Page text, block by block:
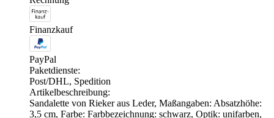
Finanzkauf
PayPal
Paketdienste:
Post/DHL, Spedition
Artikelbeschreibung:
Sandalette von Rieker aus Leder, Maßangaben: Absatzhöhe:
3,5 cm, Farbe: Farbbezeichnung: schwarz, Optik: unifarben,